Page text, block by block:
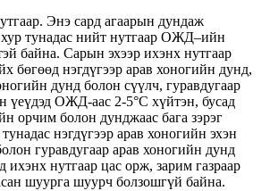
Энэ сард агаарын дундаж
тунадас нийт нутгаар ОЖД–ийн
байна. Сарын эхээр ихэнх нутгаар
бөгөөд нэгдүгээр арав хоногийн дунд,
дунд болон сүүлч, гуравдугаар
үеүдэд ОЖД-аас 2-5°С хүйтэн, бусад
орчим болон дунджаас бага зэрэг
нэгдүгээр арав хоногийн эхэн
гуравдугаар арав хоногийн дунд
ихэнх нутгаар цас орж, зарим газраар
шуурга шуурч болзошгүй байна.